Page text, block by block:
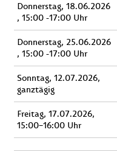
Donnerstag, 18.06.2026
, 15:00 -17:00 Uhr
Donnerstag, 25.06.2026
, 15:00 -17:00 Uhr
Sonntag, 12.07.2026,
ganztägig
Freitag, 17.07.2026,
15:00–16:00 Uhr